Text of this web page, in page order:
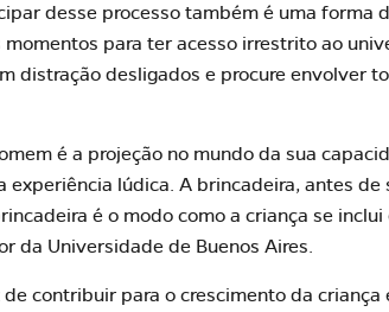
desse processo também é uma forma
para ter acesso irrestrito ao
distração desligados e procure envolver
é a projeção no mundo da sua
experiência lúdica. A brincadeira, antes de
é o modo como a criança se inclui
da Universidade de Buenos Aires.
contribuir para o crescimento da criança